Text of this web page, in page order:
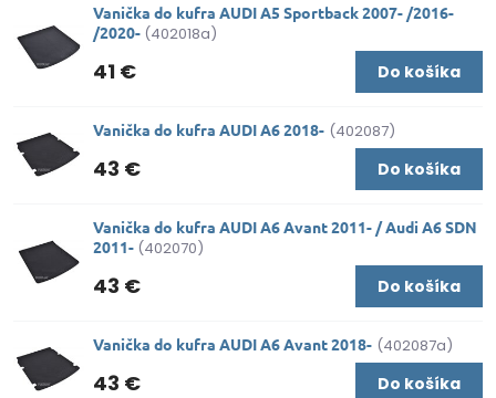
Vanička do kufra AUDI A5 Sportback 2007- /2016-
/2020- (402018a)
41 € Do košíka
Vanička do kufra AUDI A6 2018- (402087)
43 € Do košíka
Vanička do kufra AUDI A6 Avant 2011- / Audi A6 SDN
2011- (402070)
43 € Do košíka
Vanička do kufra AUDI A6 Avant 2018- (402087a)
43 € Do košíka